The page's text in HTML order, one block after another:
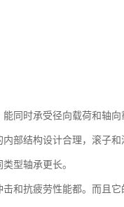
同时承受径向载荷和轴
部结构设计合理，滚子
型轴承更长。
和抗疲劳性能都。而且它